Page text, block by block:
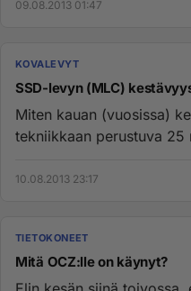
09.08.2013 01:47
KOVALEVYT
SSD-levyn (MLC)
Miten kauan (vuosissa)
tekniikkaan perustuva 25
10.08.2013 23:17
TIETOKONEET
Mitä OCZ:lle on käynyt?